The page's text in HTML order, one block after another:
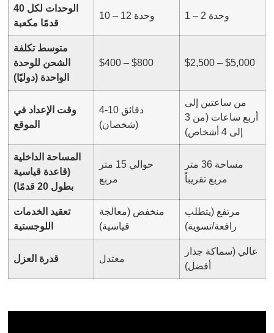
الوحدات لكل 40
قدمًا مكعبة
10 – 12 وحدة 1 – 2 وحدة
متوسط تكلفة
الشحن للوحدة
الواحدة (دوليًا)
$400 – $800 $2,500 – $5,000
وقت الإعداد في
الموقع
4-10 دقائق
(شخصان)
من ساعتين إلى
أربع ساعات (من 3
إلى 4 أشخاص)
المساحة الداخلية
(قاعدة قياسية
بطول 20 قدمًا)
حوالي 15 متر
مربع
مساحة 36 متر
مربع تقريباً
تعقيد الخدمات
اللوجستية
منخفض (معالجة
قياسية)
مرتفع (يتطلب
رافعة/تسوية)
قدرة العزل معتدل
عالي (سماكة جدار
أفضل)